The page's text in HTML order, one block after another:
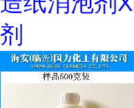
剂